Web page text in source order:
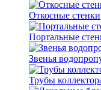
Откосные стенки
Портальные
Звенья
Трубы